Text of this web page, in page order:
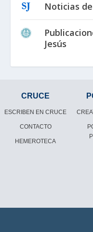
Noticias
Jesús
CRUCE
ESCRIBEN EN CRUCE
CONTACTO
HEMEROTECA